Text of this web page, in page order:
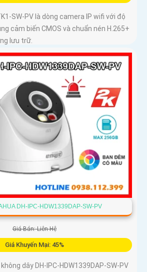
SW-PV là dòng camera IP wifi với độ
cảm biến CMOS và chuẩn nén H.265+
lưu trữ.
DH-IPC-HDW1339DAP-SW-PV
Giá Bán: Liên Hệ
Giá Khuyến Mại: 45%
dây DH-IPC-HDW1339DAP-SW-PV